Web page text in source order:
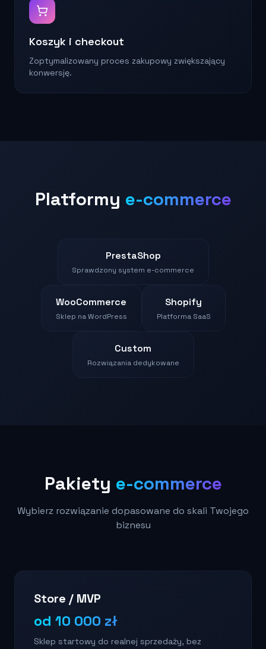
Koszyk i checkout
Zoptymalizowany proces zakupowy zwiększający
konwersję.
Platformy e-commerce
PrestaShop
Sprawdzony system e-commerce
WooCommerce
Sklep na WordPress
Shopify
Platforma SaaS
Custom
Rozwiązania dedykowane
Pakiety e-commerce
Wybierz rozwiązanie dopasowane do skali Twojego
biznesu
Store / MVP
od 10 000 zł
Sklep startowy do realnej sprzedaży, bez